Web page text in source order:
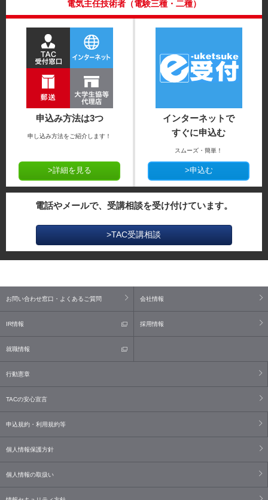
電気主任技術者（電験三種・二種）
申込み方法は3つ
申し込み方法をご紹介します！
>詳細を見る
インターネットで
すぐに申込む
スムーズ・簡単！
>申込む
電話やメールで、受講相談を受け付けています。
>TAC受講相談
お問い合わせ窓口・よくあるご質問 会社情報
IR情報 採用情報
就職情報
行動憲章
TACの安心宣言
申込規約・利用規約等
個人情報保護方針
個人情報の取扱い